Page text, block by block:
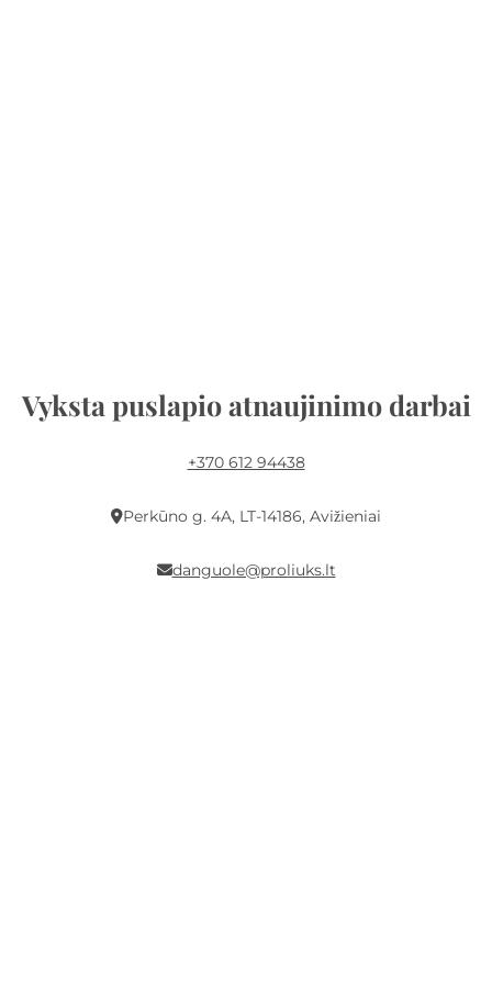
Vyksta puslapio atnaujinimo darbai
+370 612 94438
Perkūno g. 4A, LT-14186, Avižieniai
danguole@proliuks.lt